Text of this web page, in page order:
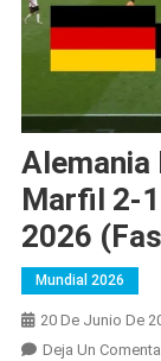
Alemania
Marfil 2-1
2026
Mundial 2026
20 De Junio De
Deja Un